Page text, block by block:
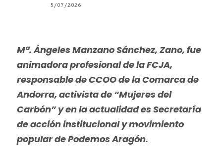
5/07/2026
Mª. Ángeles Manzano Sánchez, Zano, fue
animadora profesional de la FCJA,
responsable de CCOO de la Comarca de
Andorra, activista de “Mujeres del
Carbón” y en la actualidad es Secretaría
de acción institucional y movimiento
popular de Podemos Aragón.